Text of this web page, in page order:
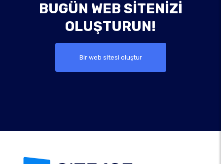
BUGÜN WEB SITENIZI
OLUŞTURUN!
Bir web sitesi oluştur